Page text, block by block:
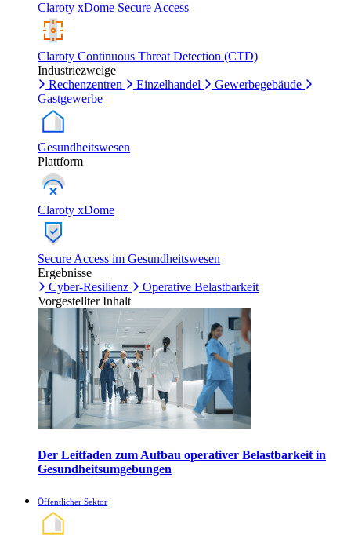
Claroty xDome Secure Access
Claroty Continuous Threat Detection (CTD)
Industriezweige
Rechenzentren
Einzelhandel
Gewerbegebäude
Gastgewerbe
Gesundheitswesen
Plattform
Claroty xDome
Secure Access im Gesundheitswesen
Ergebnisse
Cyber-Resilienz
Operative Belastbarkeit
Vorgestellter Inhalt
Der Leitfaden zum Aufbau operativer Belastbarkeit in
Gesundheitsumgebungen
Öffentlicher Sektor